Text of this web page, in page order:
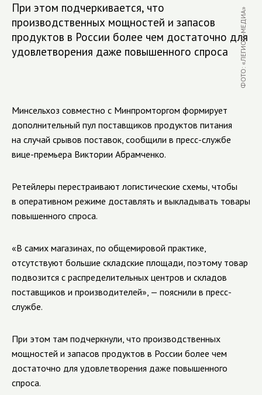
При этом подчеркивается, что
производственных мощностей и запасов
продуктов в России более чем достаточно для
удовлетворения даже повышенного спроса
ФОТО: «ЛЕГИОН-МЕДИА»
Минсельхоз совместно с Минпромторгом формирует
дополнительный пул поставщиков продуктов питания
на случай срывов поставок, сообщили в пресс-службе
вице-премьера Виктории Абрамченко.
Ретейлеры перестраивают логистические схемы, чтобы
в оперативном режиме доставлять и выкладывать товары
повышенного спроса.
«В самих магазинах, по общемировой практике,
отсутствуют большие складские площади, поэтому товар
подвозится с распределительных центров и складов
поставщиков и производителей», — пояснили в пресс-
службе.
При этом там подчеркнули, что производственных
мощностей и запасов продуктов в России более чем
достаточно для удовлетворения даже повышенного
спроса.